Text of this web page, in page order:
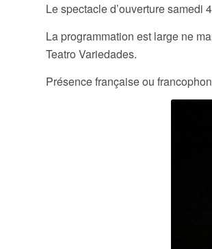
Le spectacle d’ouverture samedi
La programmation est large ne
Teatro Variedades.
Présence française ou